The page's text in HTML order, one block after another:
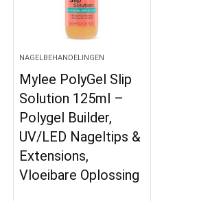
NAGELBEHANDELINGEN
Mylee PolyGel Slip
Solution 125ml –
Polygel Builder,
UV/LED Nageltips &
Extensions,
Vloeibare Oplossing